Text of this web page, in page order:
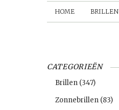
HOME BRILLEN
CATEGORIEËN
Brillen (347)
Zonnebrillen (83)